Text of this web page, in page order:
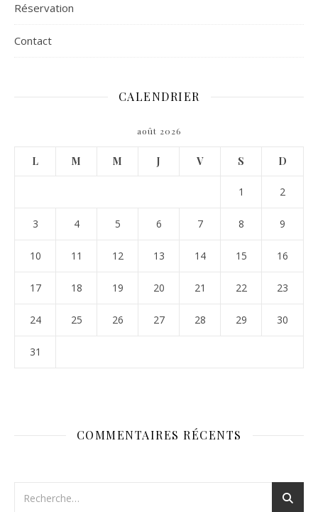
Réservation
Contact
CALENDRIER
août 2026
L M M J V S D
1 2
3 4 5 6 7 8 9
10 11 12 13 14 15 16
17 18 19 20 21 22 23
24 25 26 27 28 29 30
31
COMMENTAIRES RÉCENTS